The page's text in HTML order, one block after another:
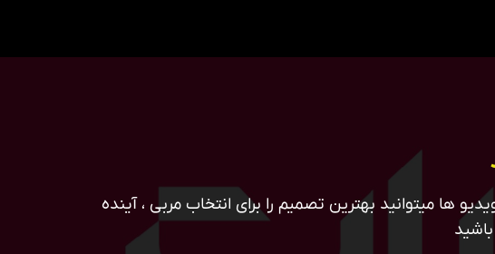
ها میتوانید بهترین تصمیم را برای انتخاب مربی ، آینده